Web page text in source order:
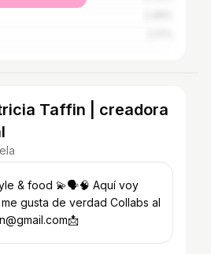
Taffin | creadora
& food 💫🗣️🧠 Aquí voy
de verdad Collabs al